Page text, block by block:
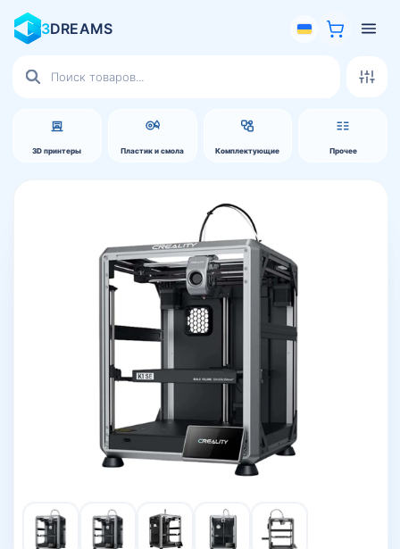
3DREAMS
3D принтеры Пластик и смола Комплектующие Прочее
товаров